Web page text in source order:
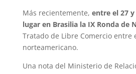
Más recientemente, entre el 27
lugar en Brasilia la IX Ronda de
Tratado de Libre Comercio entre
norteamericano.
Una nota del Ministerio de